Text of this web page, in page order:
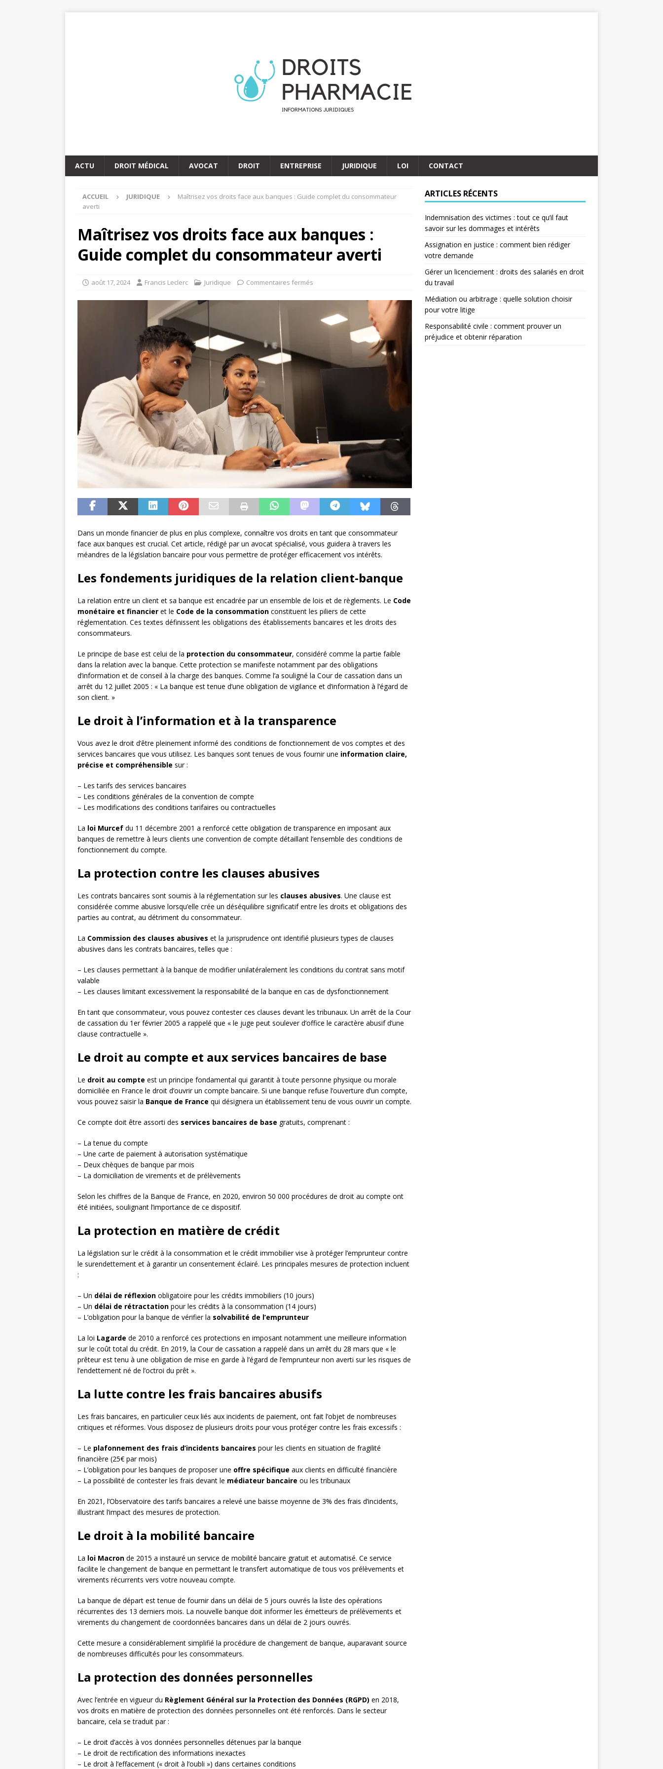
ACTU DROIT MÉDICAL AVOCAT DROIT ENTREPRISE JURIDIQUE LOI CONTACT
ACCUEIL JURIDIQUE
Maîtrisez vos droits face aux banques : Guide complet du consommateur
averti
Maîtrisez vos droits face aux banques :
Guide complet du consommateur averti
août 17, 2024 Francis Leclerc Juridique Commentaires fermés
Dans un monde financier de plus en plus complexe, connaître vos droits en tant que consommateur
face aux banques est crucial. Cet article, rédigé par un avocat spécialisé, vous guidera à travers les
méandres de la législation bancaire pour vous permettre de protéger efficacement vos intérêts.
Les fondements juridiques de la relation client-banque
La relation entre un client et sa banque est encadrée par un ensemble de lois et de règlements. Le Code
monétaire et financier et le Code de la consommation constituent les piliers de cette
réglementation. Ces textes définissent les obligations des établissements bancaires et les droits des
consommateurs.
Le principe de base est celui de la protection du consommateur, considéré comme la partie faible
dans la relation avec la banque. Cette protection se manifeste notamment par des obligations
d’information et de conseil à la charge des banques. Comme l’a souligné la Cour de cassation dans un
arrêt du 12 juillet 2005 : « La banque est tenue d’une obligation de vigilance et d’information à l’égard de
son client. »
Le droit à l’information et à la transparence
Vous avez le droit d’être pleinement informé des conditions de fonctionnement de vos comptes et des
services bancaires que vous utilisez. Les banques sont tenues de vous fournir une information claire,
précise et compréhensible sur :
– Les tarifs des services bancaires
– Les conditions générales de la convention de compte
– Les modifications des conditions tarifaires ou contractuelles
La loi Murcef du 11 décembre 2001 a renforcé cette obligation de transparence en imposant aux
banques de remettre à leurs clients une convention de compte détaillant l’ensemble des conditions de
fonctionnement du compte.
La protection contre les clauses abusives
Les contrats bancaires sont soumis à la réglementation sur les clauses abusives. Une clause est
considérée comme abusive lorsqu’elle crée un déséquilibre significatif entre les droits et obligations des
parties au contrat, au détriment du consommateur.
La Commission des clauses abusives et la jurisprudence ont identifié plusieurs types de clauses
abusives dans les contrats bancaires, telles que :
– Les clauses permettant à la banque de modifier unilatéralement les conditions du contrat sans motif
valable
– Les clauses limitant excessivement la responsabilité de la banque en cas de dysfonctionnement
En tant que consommateur, vous pouvez contester ces clauses devant les tribunaux. Un arrêt de la Cour
de cassation du 1er février 2005 a rappelé que « le juge peut soulever d’office le caractère abusif d’une
clause contractuelle ».
Le droit au compte et aux services bancaires de base
Le droit au compte est un principe fondamental qui garantit à toute personne physique ou morale
domiciliée en France le droit d’ouvrir un compte bancaire. Si une banque refuse l’ouverture d’un compte,
vous pouvez saisir la Banque de France qui désignera un établissement tenu de vous ouvrir un compte.
Ce compte doit être assorti des services bancaires de base gratuits, comprenant :
– La tenue du compte
– Une carte de paiement à autorisation systématique
– Deux chèques de banque par mois
– La domiciliation de virements et de prélèvements
Selon les chiffres de la Banque de France, en 2020, environ 50 000 procédures de droit au compte ont
été initiées, soulignant l’importance de ce dispositif.
La protection en matière de crédit
La législation sur le crédit à la consommation et le crédit immobilier vise à protéger l’emprunteur contre
le surendettement et à garantir un consentement éclairé. Les principales mesures de protection incluent
:
– Un délai de réflexion obligatoire pour les crédits immobiliers (10 jours)
– Un délai de rétractation pour les crédits à la consommation (14 jours)
– L’obligation pour la banque de vérifier la solvabilité de l’emprunteur
La loi Lagarde de 2010 a renforcé ces protections en imposant notamment une meilleure information
sur le coût total du crédit. En 2019, la Cour de cassation a rappelé dans un arrêt du 28 mars que « le
prêteur est tenu à une obligation de mise en garde à l’égard de l’emprunteur non averti sur les risques de
l’endettement né de l’octroi du prêt ».
La lutte contre les frais bancaires abusifs
Les frais bancaires, en particulier ceux liés aux incidents de paiement, ont fait l’objet de nombreuses
critiques et réformes. Vous disposez de plusieurs droits pour vous protéger contre les frais excessifs :
– Le plafonnement des frais d’incidents bancaires pour les clients en situation de fragilité
financière (25€ par mois)
– L’obligation pour les banques de proposer une offre spécifique aux clients en difficulté financière
– La possibilité de contester les frais devant le médiateur bancaire ou les tribunaux
En 2021, l’Observatoire des tarifs bancaires a relevé une baisse moyenne de 3% des frais d’incidents,
illustrant l’impact des mesures de protection.
Le droit à la mobilité bancaire
La loi Macron de 2015 a instauré un service de mobilité bancaire gratuit et automatisé. Ce service
facilite le changement de banque en permettant le transfert automatique de tous vos prélèvements et
virements récurrents vers votre nouveau compte.
La banque de départ est tenue de fournir dans un délai de 5 jours ouvrés la liste des opérations
récurrentes des 13 derniers mois. La nouvelle banque doit informer les émetteurs de prélèvements et
virements du changement de coordonnées bancaires dans un délai de 2 jours ouvrés.
Cette mesure a considérablement simplifié la procédure de changement de banque, auparavant source
de nombreuses difficultés pour les consommateurs.
La protection des données personnelles
Avec l’entrée en vigueur du Règlement Général sur la Protection des Données (RGPD) en 2018,
vos droits en matière de protection des données personnelles ont été renforcés. Dans le secteur
bancaire, cela se traduit par :
– Le droit d’accès à vos données personnelles détenues par la banque
– Le droit de rectification des informations inexactes
– Le droit à l’effacement (« droit à l’oubli ») dans certaines conditions
ARTICLES RÉCENTS
Indemnisation des victimes : tout ce qu’il faut
savoir sur les dommages et intérêts
Assignation en justice : comment bien rédiger
votre demande
Gérer un licenciement : droits des salariés en droit
du travail
Médiation ou arbitrage : quelle solution choisir
pour votre litige
Responsabilité civile : comment prouver un
préjudice et obtenir réparation